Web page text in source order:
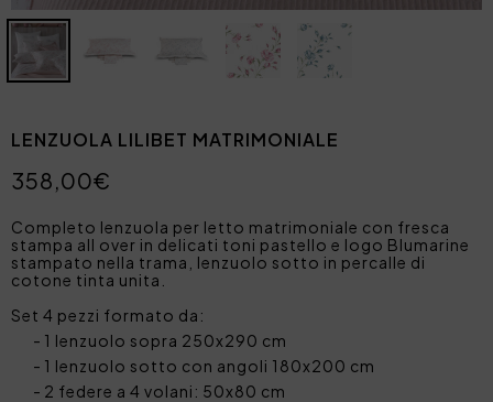
LENZUOLA LILIBET MATRIMONIALE
358,00€
Completo lenzuola per letto matrimoniale con fresca
stampa all over in delicati toni pastello e logo Blumarine
stampato nella trama, lenzuolo sotto in percalle di
cotone tinta unita.
Set 4 pezzi formato da:
1 lenzuolo sopra 250x290 cm
1 lenzuolo sotto con angoli 180x200 cm
2 federe a 4 volani: 50x80 cm